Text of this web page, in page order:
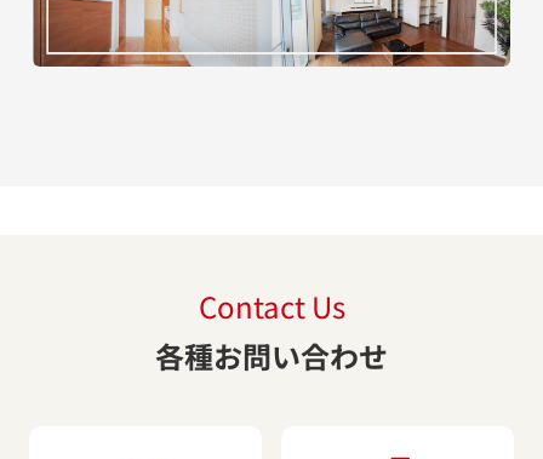
Contact Us
各種お問い合わせ